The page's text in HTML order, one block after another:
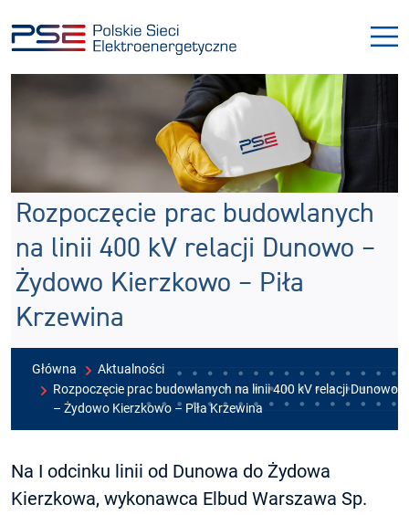
do
menu
do
treści
Rozpoczęcie prac budowlanych
na linii 400 kV relacji Dunowo –
Żydowo Kierzkowo – Piła
Krzewina
Główna
Aktualności
Rozpoczęcie prac budowlanych na linii 400 kV relacji Dunowo
– Żydowo Kierzkowo – Piła Krzewina
Na I odcinku linii od Dunowa do Żydowa
Kierzkowa, wykonawca Elbud Warszawa Sp.